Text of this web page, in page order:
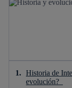
Historia de
evolución?